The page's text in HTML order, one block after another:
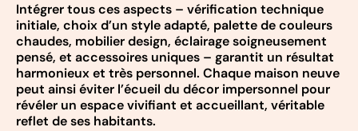
Intégrer tous ces aspects – vérification technique
initiale, choix d’un style adapté, palette de couleurs
chaudes, mobilier design, éclairage soigneusement
pensé, et accessoires uniques – garantit un résultat
harmonieux et très personnel. Chaque maison neuve
peut ainsi éviter l’écueil du décor impersonnel pour
révéler un espace vivifiant et accueillant, véritable
reflet de ses habitants.